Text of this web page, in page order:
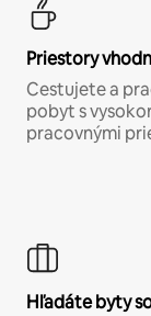
Priestory
Cestujete a
pobyt s
pracovnými
Hľadáte byty